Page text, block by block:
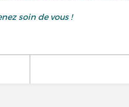
soin de vous !